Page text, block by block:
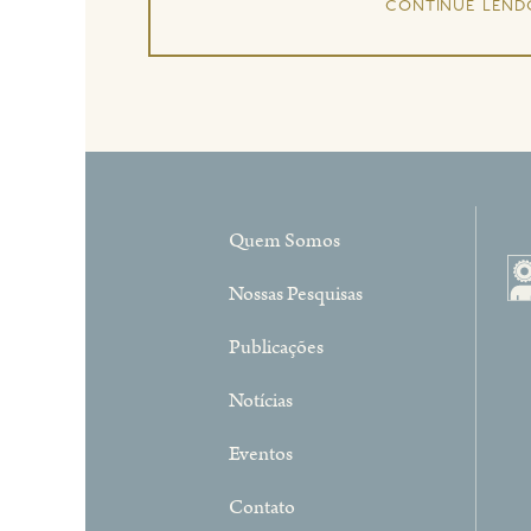
continue
Quem Somos
Nossas Pesquisas
Publicações
Notícias
Eventos
Contato